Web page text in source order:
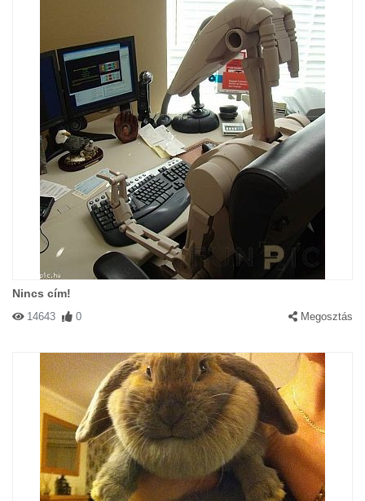
Nincs cím!
14643 0 Megosztás